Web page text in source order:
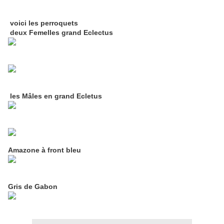
voici les perroquets
deux Femelles grand Eclectus
les Mâles en grand Ecletus
Amazone à front bleu
Gris de Gabon